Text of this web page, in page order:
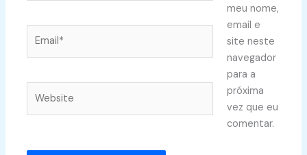
meu nome,
email e
site neste
navegador
para a
próxima
vez que eu
comentar.